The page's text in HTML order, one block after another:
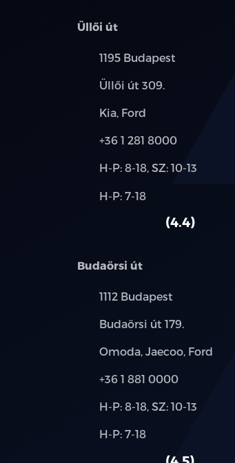
Üllői út
Település:
1195 Budapest
Cím:
Üllői út 309.
Márkák:
Kia, Ford
Telefon:
+36 1 281 8000
Új-
használt
H-P: 8-18, SZ: 10-13
Alkatrész,
H-P: 7-18
4.4
Budaörsi út
Település:
1112 Budapest
Cím:
Budaörsi út 179.
Márkák:
Omoda, Jaecoo, Ford
Telefon:
+36 1 881 0000
Új-
használt
H-P: 8-18, SZ: 10-13
Alkatrész,
H-P: 7-18